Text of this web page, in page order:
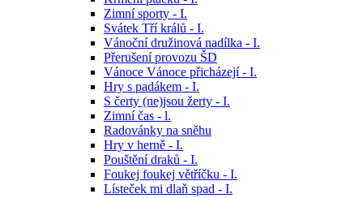
Zimní sporty - I.
Svátek Tří králů - I.
Vánoční družinová nadílka - I.
Přerušení provozu ŠD
Vánoce Vánoce přicházejí - I.
Hry s padákem - I.
S čerty (ne)jsou žerty - I.
Zimní čas - l.
Radovánky na sněhu
Hry v herně - I.
Pouštění draků - I.
Foukej foukej větříčku - I.
Lísteček mi dlaň spad - I.